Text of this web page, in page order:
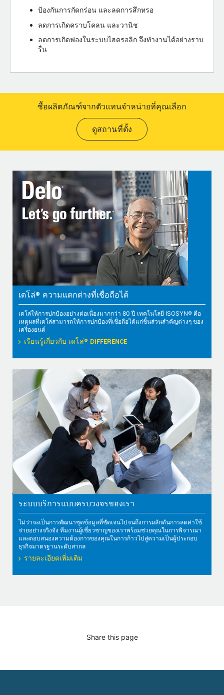
ป้องกันการกัดกร่อน และลดการสึกหรอ
ลดการเกิดคราบโคลน และวานิช
ลดการเกิดฟองในระบบไฮดรอลิก จึงทำงานได้อย่างราบ
รื่น
ซื้อผลิตภัณฑ์จากตัวแทนจำหน่ายที่คุณเลือก
ดูสถานที่ตั้ง
เดโล่® ความแตกต่างที่เชื่อถือได้
เดโล่ให้การปกป้องอย่างต่อเนื่องมากกว่า 80 ปี เทคโนโลยี ISOSYN® คือ
เหตุผลที่เดโล่สามารถให้การปกป้องที่เชื่อถือได้แก่ชิ้นส่วนสำคัญต่างๆ ของ
เครื่องยนต์
เรียนรู้เกี่ยวกับ เดโล่® DIFFERENCE
ระบบบริการแบบครบวงจรของเรา
ไม่ว่าจะเป็นการพัฒนาชุดข้อมูลที่ชัดเจนไปจนถึงการผลักดันการลดค่าใช้
จ่ายอย่างจริงจัง ทีมงานผู้เชี่ยวชาญของเราพร้อมช่วยคุณในการพิจารณา
และตอบสนองความต้องการของคุณในการก้าวไปสู่ความเป็นผู้ประกอบ
ธุรกิจมาตรฐานระดับสากล
รายละเอียดเพิ่มเติม
Share this page